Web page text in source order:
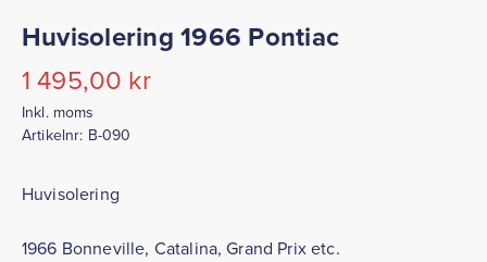
Huvisolering 1966 Pontiac
1 495,00 kr
Inkl. moms
Artikelnr: B-090
Huvisolering
1966 Bonneville, Catalina, Grand Prix etc.